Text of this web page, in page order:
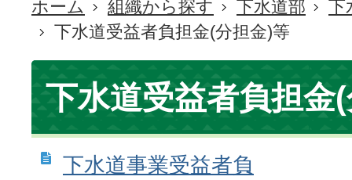
現
在
の
位
置
ホーム 組織から探す 下水道部
下
下水道受益者負担金(分担金)等
下水道受益者負担金
下水道事業受益者負